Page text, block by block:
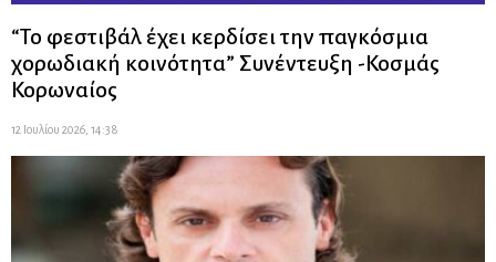
“Το φεστιβάλ έχει κερδίσει την παγκόσμια
χορωδιακή κοινότητα” Συνέντευξη -Κοσμάς
Κορωναίος
12 Ιουλίου 2026, 14:38